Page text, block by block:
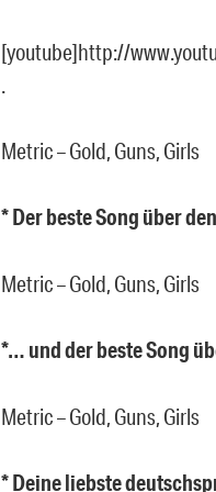
[youtube]http://
.
Metric – Gold, Guns, Girls
* Der beste Song über
Metric – Gold, Guns, Girls
*… und der beste Song
Metric – Gold, Guns, Girls
* Deine liebste